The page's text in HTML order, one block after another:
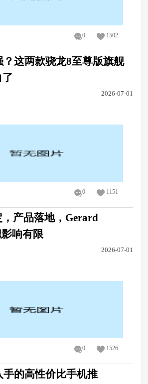
0 1502
这两款骁龙8至尊版旗舰
2026-07-01
0 1151
产品落地，Gerard
响有限
2026-07-01
0 1526
手的高性价比手机推